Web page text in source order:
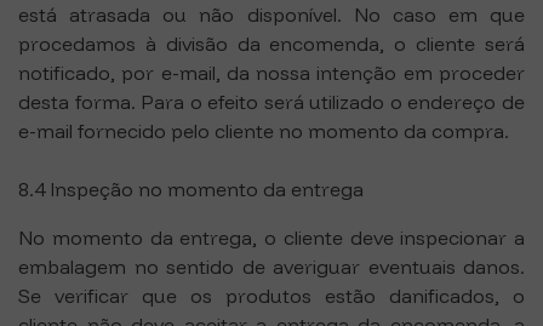
está atrasada ou não disponível. No caso em que
procedamos à divisão da encomenda, o cliente será
notificado, por e-mail, da nossa intenção em proceder
desta forma. Para o efeito será utilizado o endereço de
e-mail fornecido pelo cliente no momento da compra.
8.4 Inspeção no momento da entrega
No momento da entrega, o cliente deve inspecionar a
embalagem no sentido de averiguar eventuais danos.
Se verificar que os produtos estão danificados, o